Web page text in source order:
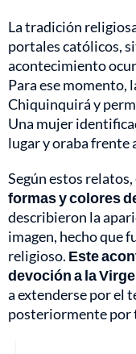
La tradición
portales católicos,
acontecimiento
Para ese momento,
Chiquinquirá y
Una mujer
lugar y oraba frente
Según estos relatos,
formas y colores
describieron la
imagen, hecho que
religioso. Este
devoción a la
a extenderse por el
posteriormente por